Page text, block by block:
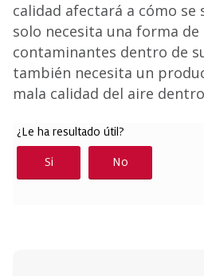
calidad afectará a cómo se
solo necesita una forma
contaminantes dentro de
también necesita un
mala calidad del aire